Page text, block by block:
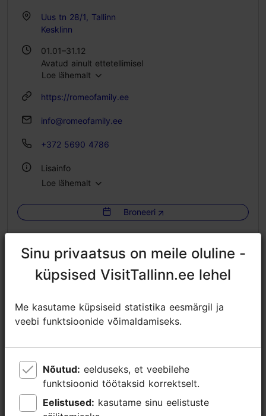
Uus tn 28/1, Tallinn
Kesklinn
01.01–31.12
Avatud ainult ettetellimisel
Loe lähemalt
https://romeofamily.ee
info@romeofamily.ee
+372 5690 4786
Lisainfo
Voodikohtade arv: 6
Loe lähemalt
Broneeri
Sinu privaatsus on meile oluline -
küpsised VisitTallinn.ee lehel
Me kasutame küpsiseid statistika eesmärgil ja
veebi funktsioonide võimaldamiseks.
Nõutud:
funktsioonid töötaksid korrektselt.
Eelistused:
Sinu privaatsus on meile oluline -
küpsised VisitTallinn.ee lehel
Me kasutame küpsiseid statistika eesmärgil ja
veebi funktsioonide võimaldamiseks.
Nõutud:
funktsioonid töötaksid korrektselt.
Eelistused: